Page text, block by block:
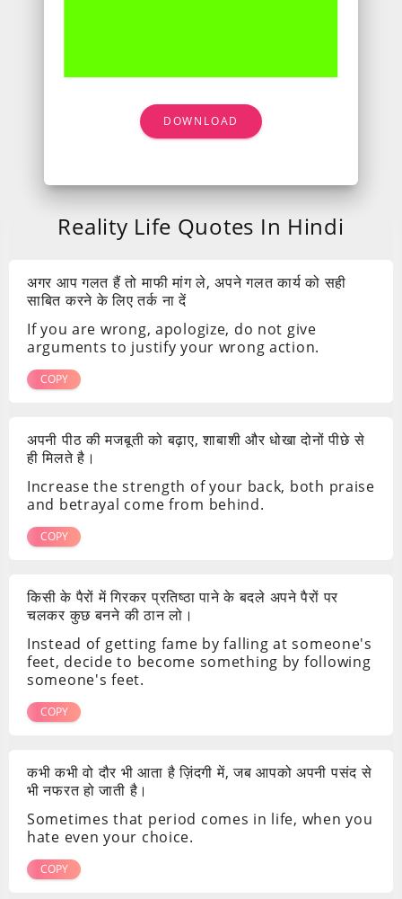
DOWNLOAD
Reality Life Quotes In Hindi
अगर आप गलत हैं तो माफी मांग ले, अपने गलत कार्य को सही
साबित करने के लिए तर्क ना दें
If you are wrong, apologize, do not give
arguments to justify your wrong action.
COPY
अपनी पीठ की मजबूती को बढ़ाए, शाबाशी और धोखा दोनों पीछे से
ही मिलते है।
Increase the strength of your back, both praise
and betrayal come from behind.
COPY
किसी के पैरों में गिरकर प्रतिष्ठा पाने के बदले अपने पैरों पर
चलकर कुछ बनने की ठान लो।
Instead of getting fame by falling at someone's
feet, decide to become something by following
someone's feet.
COPY
कभी कभी वो दौर भी आता है ज़िंदगी में, जब आपको अपनी पसंद से
भी नफरत हो जाती है।
Sometimes that period comes in life, when you
hate even your choice.
COPY